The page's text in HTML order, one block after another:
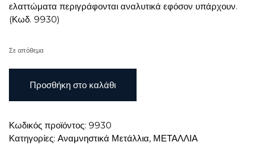
ελαττώματα περιγράφονται αναλυτικά εφόσον υπάρχουν.
(Κωδ. 9930)
Σε απόθεμα
Αθηνών
Χάλκινο
Πέτου
1937
Προσθήκη στο καλάθι
Κωδικός προϊόντος: 9930
Κατηγορίες: Αναμνηστικά Μετάλλια, ΜΕΤΑΛΛΙΑ